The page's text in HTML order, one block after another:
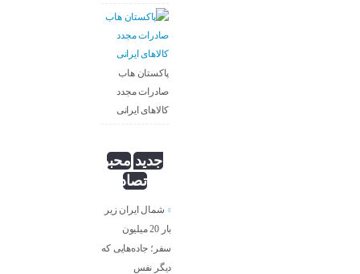
پاکستان هاب
صادرات مجدد
کالاهای ایرانی
جدید محبوب
تصادفی
شمال ایران زیر
بار 20 میلیون
سفر؛ جاده‌هایی که
دیگر نفس